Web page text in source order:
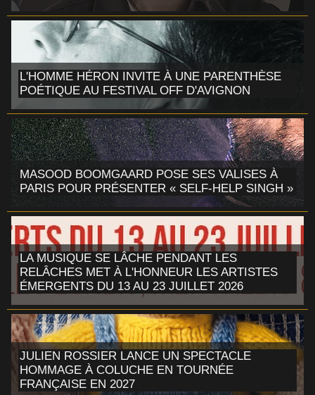
L'HOMME HÉRON INVITE À UNE PARENTHÈSE
POÉTIQUE AU FESTIVAL OFF D'AVIGNON
MASOOD BOOMGAARD POSE SES VALISES À
PARIS POUR PRÉSENTER « SELF-HELP SINGH »
LA MUSIQUE SE LÂCHE PENDANT LES
RELÂCHES MET À L'HONNEUR LES ARTISTES
ÉMERGENTS DU 13 AU 23 JUILLET 2026
JULIEN ROSSIER LANCE UN SPECTACLE
HOMMAGE À COLUCHE EN TOURNÉE
FRANÇAISE EN 2027